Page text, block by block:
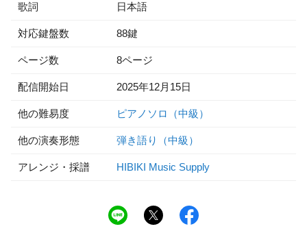
歌詞 日本語
対応鍵盤数 88鍵
ページ数 8ページ
配信開始日 2025年12月15日
他の難易度 ピアノソロ（中級）
他の演奏形態 弾き語り（中級）
アレンジ・採譜 HIBIKI Music Supply